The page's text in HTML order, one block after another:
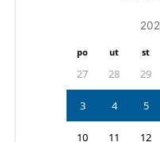
po ut st
27 28 29
3 4 5
10 11 12